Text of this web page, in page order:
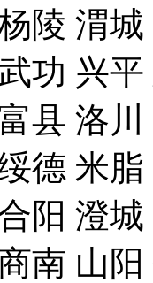
陵 渭
功 兴
县 洛
德 米
阳 澄
南 山